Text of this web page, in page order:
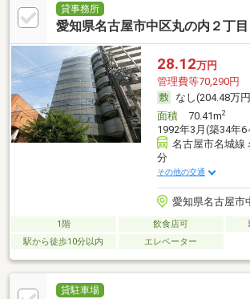
貸事務所
愛知県名古屋市中区丸の内２丁目
28.12万円
管理費等70,290円
なし(204.48万
面積70.41m2
1992年3月(築34年6
名古屋市名城線
分
その他の交通
愛知県名古屋市
1階 飲食店可
駅から徒歩10分以内
エレベーター
貸駐車場